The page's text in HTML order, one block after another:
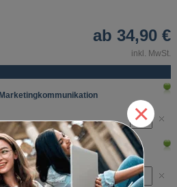
ab34,90 €
inkl. MwSt.
×